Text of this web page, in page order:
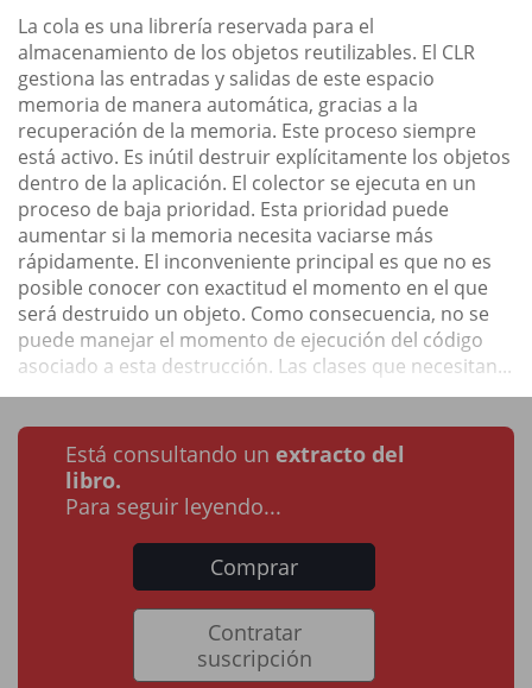
La cola es una librería reservada para el
almacenamiento de los objetos reutilizables. El CLR
gestiona las entradas y salidas de este espacio
memoria de manera automática, gracias a la
recuperación de la memoria. Este proceso siempre
está activo. Es inútil destruir explícitamente los objetos
dentro de la aplicación. El colector se ejecuta en un
proceso de baja prioridad. Esta prioridad puede
aumentar si la memoria necesita vaciarse más
rápidamente. El inconveniente principal es que no es
posible conocer con exactitud el momento en el que
será destruido un objeto. Como consecuencia, no se
puede manejar el momento de ejecución del código
asociado a esta destrucción. Las clases que necesitan...
Está consultando un extracto del
libro.
Para seguir leyendo...
Comprar
Contratar
suscripción